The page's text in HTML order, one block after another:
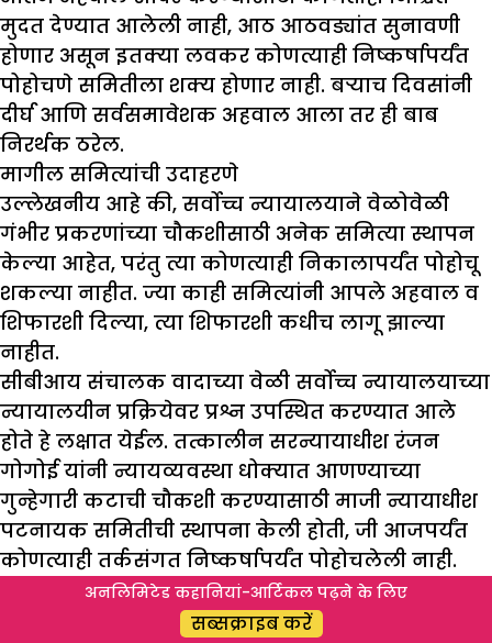
मुदत देण्यात आलेली नाही, आठ आठवड्यांत सुनावणी
होणार असून इतक्या लवकर कोणत्याही निष्कर्षापर्यंत
पोहोचणे समितीला शक्य होणार नाही. बऱ्याच दिवसांनी
दीर्घ आणि सर्वसमावेशक अहवाल आला तर ही बाब
निरर्थक ठरेल.
मागील समित्यांची उदाहरणे
उल्लेखनीय आहे की, सर्वोच्च न्यायालयाने वेळोवेळी
गंभीर प्रकरणांच्या चौकशीसाठी अनेक समित्या स्थापन
केल्या आहेत, परंतु त्या कोणत्याही निकालापर्यंत पोहोचू
शकल्या नाहीत. ज्या काही समित्यांनी आपले अहवाल व
शिफारशी दिल्या, त्या शिफारशी कधीच लागू झाल्या
नाहीत.
सीबीआय संचालक वादाच्या वेळी सर्वोच्च न्यायालयाच्या
न्यायालयीन प्रक्रियेवर प्रश्न उपस्थित करण्यात आले
होते हे लक्षात येईल. तत्कालीन सरन्यायाधीश रंजन
गोगोई यांनी न्यायव्यवस्था धोक्यात आणण्याच्या
गुन्हेगारी कटाची चौकशी करण्यासाठी माजी न्यायाधीश
पटनायक समितीची स्थापना केली होती, जी आजपर्यंत
कोणत्याही तर्कसंगत निष्कर्षापर्यंत पोहोचलेली नाही.
कृषी कायद्याबाबत सर्वोच्च न्यायालयाचा अहवाल अद्याप
सार्वजनिक करण्यात आलेला नाही. आंध्र प्रदेशात
अनलिमिटेड कहानियां-आर्टिकल पढ़ने के लिए
सब्सक्राइब करें